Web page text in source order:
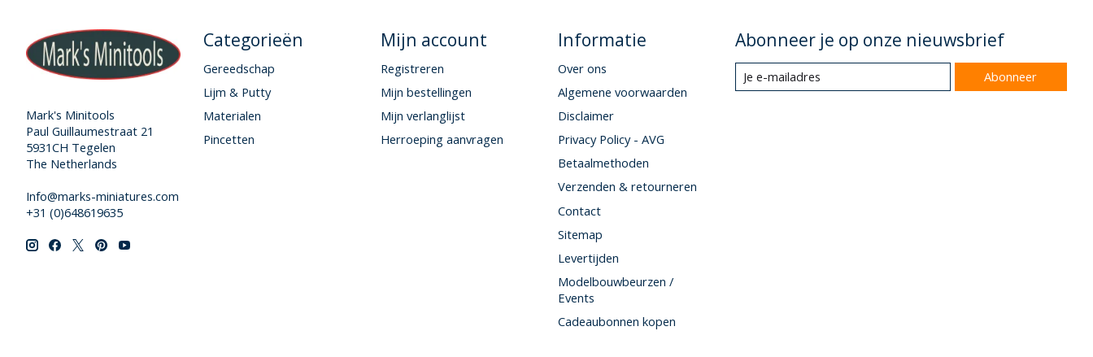
Mark's Minitools
Paul Guillaumestraat 21
5931CH Tegelen
The Netherlands
Info@marks-miniatures.com
+31 (0)648619635
Categorieën
Gereedschap
Lijm & Putty
Materialen
Pincetten
Mijn account
Registreren
Mijn bestellingen
Mijn verlanglijst
Herroeping aanvragen
Informatie
Over ons
Algemene voorwaarden
Disclaimer
Privacy Policy - AVG
Betaalmethoden
Verzenden & retourneren
Contact
Sitemap
Levertijden
Modelbouwbeurzen /
Events
Cadeaubonnen kopen
Abonneer je op onze nieuwsbrief
Abonneer